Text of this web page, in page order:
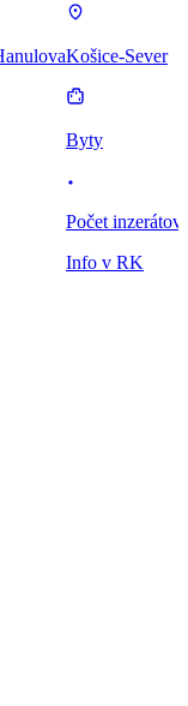
Košice-Sever
Byty
Počet inzerátov
Info v RK